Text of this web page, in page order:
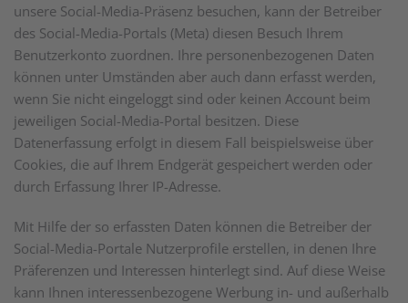
unsere Social-Media-Präsenz besuchen, kann der Betreiber
des Social-Media-Portals (Meta) diesen Besuch Ihrem
Benutzerkonto zuordnen. Ihre personenbezogenen Daten
können unter Umständen aber auch dann erfasst werden,
wenn Sie nicht eingeloggt sind oder keinen Account beim
jeweiligen Social-Media-Portal besitzen. Diese
Datenerfassung erfolgt in diesem Fall beispielsweise über
Cookies, die auf Ihrem Endgerät gespeichert werden oder
durch Erfassung Ihrer IP-Adresse.
Mit Hilfe der so erfassten Daten können die Betreiber der
Social-Media-Portale Nutzerprofile erstellen, in denen Ihre
Präferenzen und Interessen hinterlegt sind. Auf diese Weise
kann Ihnen interessenbezogene Werbung in- und außerhalb